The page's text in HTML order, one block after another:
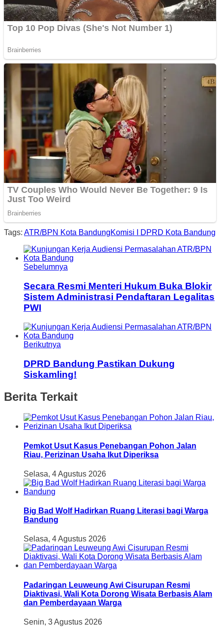
Tags: ATR/BPN Kota BandungKomisi I DPRD Kota Bandung
Sebelumnya
Secara Resmi Menteri Hukum Buka Blokir
Sistem Administrasi Pendaftaran Legalitas
PWI
Berikutnya
DPRD Bandung Pastikan Dukung
Siskamling!
Berita Terkait
Pemkot Usut Kasus Penebangan Pohon Jalan
Riau, Perizinan Usaha Ikut Diperiksa
Selasa, 4 Agustus 2026
Big Bad Wolf Hadirkan Ruang Literasi bagi Warga
Bandung
Selasa, 4 Agustus 2026
Padaringan Leuweung Awi Cisurupan Resmi
Diaktivasi, Wali Kota Dorong Wisata Berbasis Alam
dan Pemberdayaan Warga
Senin, 3 Agustus 2026